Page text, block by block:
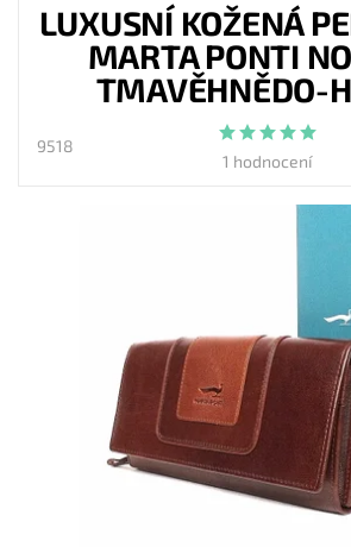
LUXUSNÍ KOŽENÁ
MARTA PONTI
TMAVĚHNĚDO-
9518
1 hodnocení